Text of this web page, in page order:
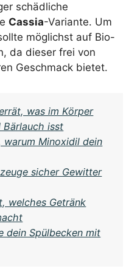
schädliche
Cassia-Variante. Um
möglichst auf Bio-
da dieser frei von
Geschmack bietet.
was im Körper
isst
Minoxidil dein
sicher Gewitter
welches Getränk
dein Spülbecken mit